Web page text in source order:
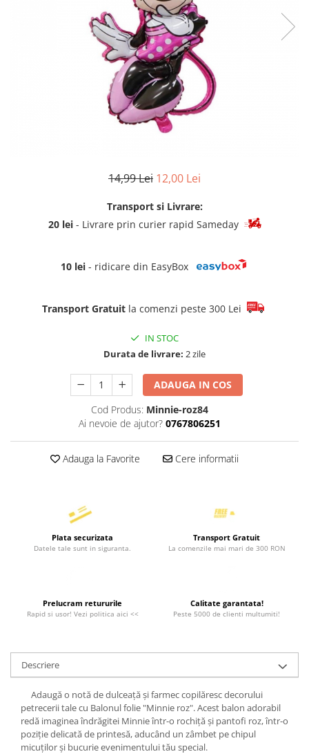
Unicorni si Curcubee
Baloane personalizate
14,99 Lei 12,00 Lei
Transport si Livrare:
20 lei- Livrare prin curier rapid Sameday
10 lei- ridicare din EasyBox
Transport Gratuit la comenzi peste 300 Lei
IN STOC
Durata de livrare: 2 zile
ADAUGA IN COS
Cod Produs: Minnie-roz84
Ai nevoie de ajutor? 0767806251
Adauga la Favorite Cere informatii
Plata securizata
Datele tale sunt in siguranta.
Transport Gratuit
La comenzile mai mari de 300 RON
Prelucram retururile
Rapid si usor! Vezi politica aici <<
Calitate garantata!
Peste 5000 de clienti multumiti!
Descriere
Adaugă o notă de dulceață și farmec copilăresc decorului
petrecerii tale cu Balonul folie "Minnie roz". Acest balon adorabil
redă imaginea îndrăgitei Minnie într-o rochiță și pantofi roz, într-o
poziție delicată de printesă, aducând un zâmbet pe chipul
micuților și bucurie evenimentului tău special.